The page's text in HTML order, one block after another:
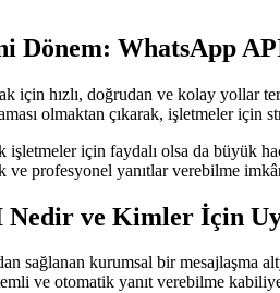
Dönem: WhatsApp
için hızlı, doğrudan ve kolay yollar
olmaktan çıkarak, işletmeler
işletmeler için faydalı olsa da büyük
ve profesyonel yanıtlar verebilme
Nedir ve Kimler İçin
sağlanan kurumsal bir mesajlaşma
ve otomatik yanıt verebilme